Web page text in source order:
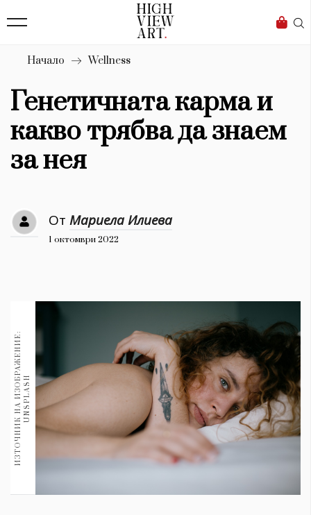
Бизнес
Мода
Dialogue
Изкуство
4340
Дизайн
Книги
30+
Гурме
Пътувай
237
Здраве 389
382
Начало Wellness
Генетичната карма и
какво трябва да знаем
за нея
От Мариела Илиева
1 октомври 2022
И
З
Т
О
Ч
Н
И
К
Н
А
И
З
О
Б
Р
А
Ж
Е
Н
И
Е
:
U
N
S
P
L
A
SH